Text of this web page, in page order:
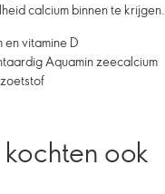
calcium binnen te krijgen.
en vitamine D
Aquamin zeecalcium
ook